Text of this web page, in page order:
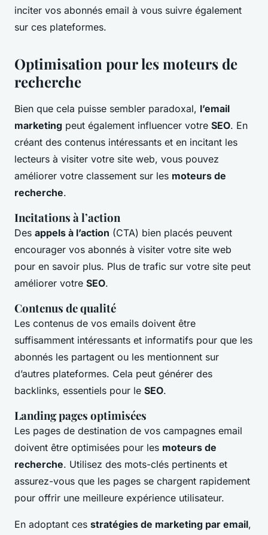
inciter vos abonnés email à vous suivre également
sur ces plateformes.
Optimisation pour les moteurs de
recherche
Bien que cela puisse sembler paradoxal, l’email
marketing peut également influencer votre SEO. En
créant des contenus intéressants et en incitant les
lecteurs à visiter votre site web, vous pouvez
améliorer votre classement sur les moteurs de
recherche.
Incitations à l’action
Des appels à l’action (CTA) bien placés peuvent
encourager vos abonnés à visiter votre site web
pour en savoir plus. Plus de trafic sur votre site peut
améliorer votre SEO.
Contenus de qualité
Les contenus de vos emails doivent être
suffisamment intéressants et informatifs pour que les
abonnés les partagent ou les mentionnent sur
d’autres plateformes. Cela peut générer des
backlinks, essentiels pour le SEO.
Landing pages optimisées
Les pages de destination de vos campagnes email
doivent être optimisées pour les moteurs de
recherche. Utilisez des mots-clés pertinents et
assurez-vous que les pages se chargent rapidement
pour offrir une meilleure expérience utilisateur.
En adoptant ces stratégies de marketing par email,